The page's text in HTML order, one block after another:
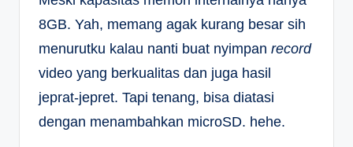
8GB. Yah, memang agak kurang besar sih
menurutku kalau nanti buat nyimpan record
video yang berkualitas dan juga hasil
jeprat-jepret. Tapi tenang, bisa diatasi
dengan menambahkan microSD. hehe.